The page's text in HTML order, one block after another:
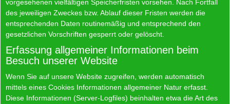
vorgesehenen vielfältigen Speicherfristen vorsehen. Nach Fortfall
des jeweiligen Zweckes bzw. Ablauf dieser Fristen werden die
entsprechenden Daten routinemäßig und entsprechend den
gesetzlichen Vorschriften gesperrt oder gelöscht.
Erfassung allgemeiner Informationen beim
Besuch unserer Website
Wenn Sie auf unsere Website zugreifen, werden automatisch
mittels eines Cookies Informationen allgemeiner Natur erfasst.
Diese Informationen (Server-Logfiles) beinhalten etwa die Art des